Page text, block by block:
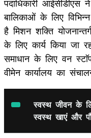
बालिकाओं के लिए
है मिशन शक्ति
के लिए कार्य किया जा
समाधान के लिए वन
वीमेन कार्यालय का
स्वस्थ जीवन के
स्वस्थ खाएं और